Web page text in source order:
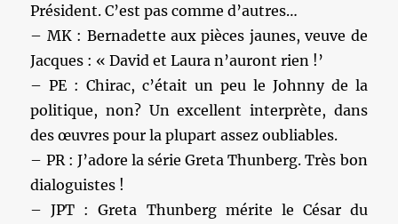
Président. C’est pas comme d’autres…
– MK : Bernadette aux pièces jaunes, veuve de
Jacques : « David et Laura n’auront rien !’
– PE : Chirac, c’était un peu le Johnny de la
politique, non? Un excellent interprète, dans
des œuvres pour la plupart assez oubliables.
– PR : J’adore la série Greta Thunberg. Très bon
dialoguistes !
– JPT : Greta Thunberg mérite le César du